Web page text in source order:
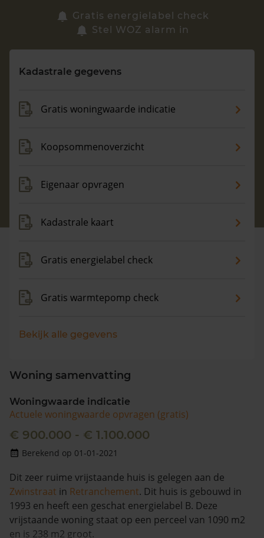
Zoek een woning
Maandag t/m vrijdag - 08:00 -18:00
Gratis energielabel check
Stel WOZ alarm in
Kadastrale gegevens
Gratis woningwaarde indicatie
Koopsommenoverzicht
Eigenaar opvragen
Kadastrale kaart
Gratis energielabel check
Gratis warmtepomp check
Bekijk alle gegevens
Woning samenvatting
Woningwaarde indicatie
Actuele woningwaarde opvragen (gratis)
€ 900.000 - € 1.100.000
Berekend op 01-01-2021
Dit zeer ruime vrijstaande huis is gelegen aan de
Zwinstraat in Retranchement. Dit huis is gebouwd in
1993 en heeft een geschat energielabel B. Deze
vrijstaande woning staat op een perceel van 1090 m2
en is 238 m2 groot.